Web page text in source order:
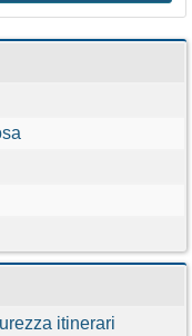
itinerari